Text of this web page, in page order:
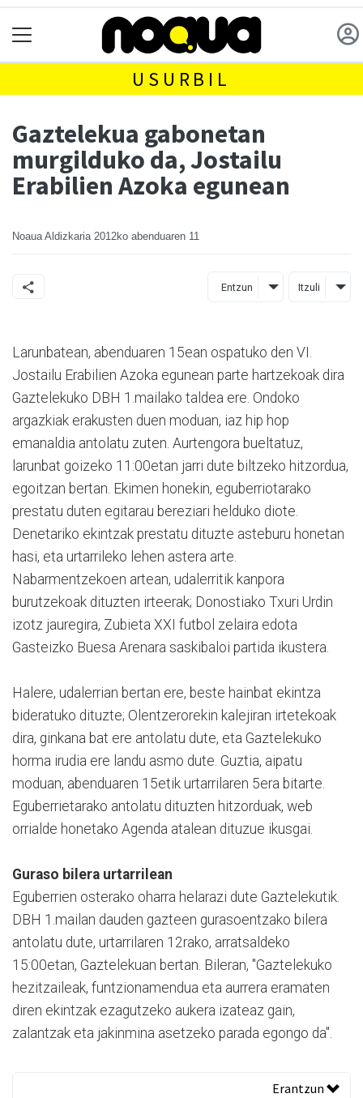
USURBIL
Gaztelekua gabonetan
murgilduko da, Jostailu
Erabilien Azoka egunean
Noaua Aldizkaria 2012ko abenduaren 11
Entzun Itzuli
Larunbatean, abenduaren 15ean ospatuko den VI.
Jostailu Erabilien Azoka egunean parte hartzekoak dira
Gaztelekuko DBH 1.mailako taldea ere. Ondoko
argazkiak erakusten duen moduan, iaz hip hop
emanaldia antolatu zuten. Aurtengora bueltatuz,
larunbat goizeko 11:00etan jarri dute biltzeko hitzordua,
egoitzan bertan. Ekimen honekin, eguberriotarako
prestatu duten egitarau bereziari helduko diote.
Denetariko ekintzak prestatu dituzte asteburu honetan
hasi, eta urtarrileko lehen astera arte.
Nabarmentzekoen artean, udalerritik kanpora
burutzekoak dituzten irteerak; Donostiako Txuri Urdin
izotz jauregira, Zubieta XXI futbol zelaira edota
Gasteizko Buesa Arenara saskibaloi partida ikustera.
Halere, udalerrian bertan ere, beste hainbat ekintza
bideratuko dituzte; Olentzerorekin kalejiran irtetekoak
dira, ginkana bat ere antolatu dute, eta Gaztelekuko
horma irudia ere landu asmo dute. Guztia, aipatu
moduan, abenduaren 15etik urtarrilaren 5era bitarte.
Eguberrietarako antolatu dituzten hitzorduak, web
orrialde honetako Agenda atalean dituzue ikusgai.
Guraso bilera urtarrilean
Eguberrien osterako oharra helarazi dute Gaztelekutik.
DBH 1.mailan dauden gazteen gurasoentzako bilera
antolatu dute, urtarrilaren 12rako, arratsaldeko
15:00etan, Gaztelekuan bertan. Bileran, "Gaztelekuko
hezitzaileak, funtzionamendua eta aurrera eramaten
diren ekintzak ezagutzeko aukera izateaz gain,
zalantzak eta jakinmina asetzeko parada egongo da".
Erantzun